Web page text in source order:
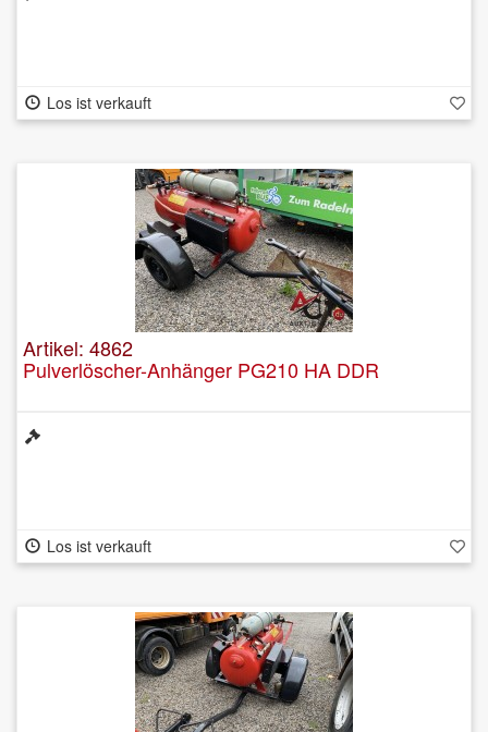
Los ist verkauft
Artikel: 4862
Pulverlöscher-Anhänger PG210 HA DDR
Los ist verkauft